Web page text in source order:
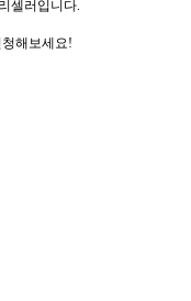
셀러입니다.
해보세요!